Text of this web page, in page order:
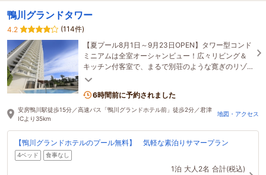
鴨川グランドタワー
4.2
(114件)
【夏プール8月1日～9月23日OPEN】タワー型コンド
ミニアムは全室オーシャンビュー！広々リビング＆
キッチン付客室で、まるで別荘のような寛ぎのリゾ
ートステイ。人気の鴨川シーワールドへは車でわず
6時間前に予約されました
安房鴨川駅徒歩15分／高速バス「鴨川グランドホテル前」徒歩2分／君津
ICより35km
地図・アクセス
【鴨川グランドホテルのプール無料】 気軽な素泊りサマープラン
4ベッド 食事なし
1泊 大人2名 合計(税込)